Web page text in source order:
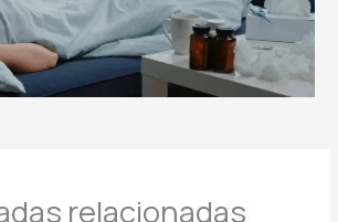
relacionadas